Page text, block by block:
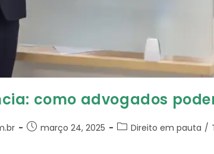
como advogados
março 24, 2025 Direito em pauta /